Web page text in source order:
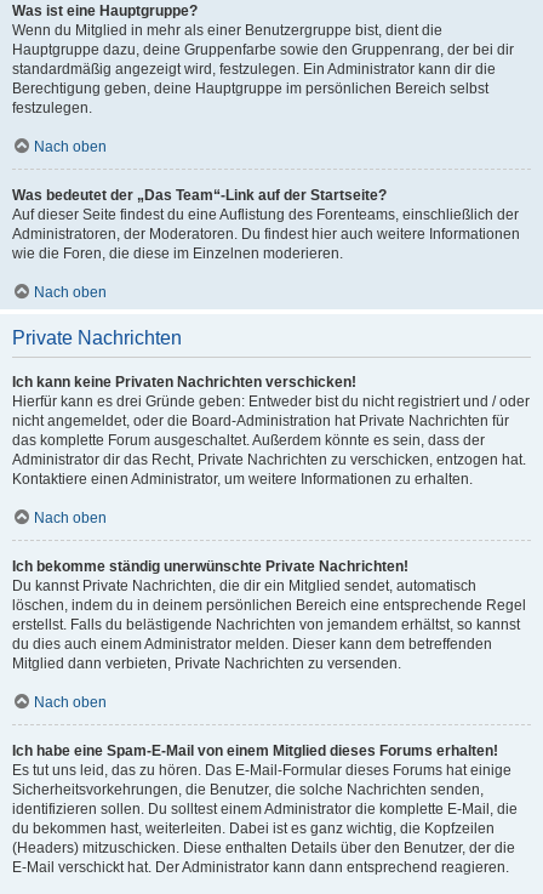
Was ist eine Hauptgruppe?
Wenn du Mitglied in mehr als einer Benutzergruppe bist, dient die
Hauptgruppe dazu, deine Gruppenfarbe sowie den Gruppenrang, der bei dir
standardmäßig angezeigt wird, festzulegen. Ein Administrator kann dir die
Berechtigung geben, deine Hauptgruppe im persönlichen Bereich selbst
festzulegen.
Nach oben
Was bedeutet der „Das Team“-Link auf der Startseite?
Auf dieser Seite findest du eine Auflistung des Forenteams, einschließlich der
Administratoren, der Moderatoren. Du findest hier auch weitere Informationen
wie die Foren, die diese im Einzelnen moderieren.
Nach oben
Private Nachrichten
Ich kann keine Privaten Nachrichten verschicken!
Hierfür kann es drei Gründe geben: Entweder bist du nicht registriert und / oder
nicht angemeldet, oder die Board-Administration hat Private Nachrichten für
das komplette Forum ausgeschaltet. Außerdem könnte es sein, dass der
Administrator dir das Recht, Private Nachrichten zu verschicken, entzogen hat.
Kontaktiere einen Administrator, um weitere Informationen zu erhalten.
Nach oben
Ich bekomme ständig unerwünschte Private Nachrichten!
Du kannst Private Nachrichten, die dir ein Mitglied sendet, automatisch
löschen, indem du in deinem persönlichen Bereich eine entsprechende Regel
erstellst. Falls du belästigende Nachrichten von jemandem erhältst, so kannst
du dies auch einem Administrator melden. Dieser kann dem betreffenden
Mitglied dann verbieten, Private Nachrichten zu versenden.
Nach oben
Ich habe eine Spam-E-Mail von einem Mitglied dieses Forums erhalten!
Es tut uns leid, das zu hören. Das E-Mail-Formular dieses Forums hat einige
Sicherheitsvorkehrungen, die Benutzer, die solche Nachrichten senden,
identifizieren sollen. Du solltest einem Administrator die komplette E-Mail, die
du bekommen hast, weiterleiten. Dabei ist es ganz wichtig, die Kopfzeilen
(Headers) mitzuschicken. Diese enthalten Details über den Benutzer, der die
E-Mail verschickt hat. Der Administrator kann dann entsprechend reagieren.